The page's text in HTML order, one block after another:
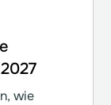
wie